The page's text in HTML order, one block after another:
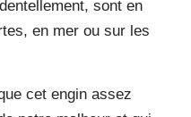
sont en
en mer ou sur les
cet engin assez